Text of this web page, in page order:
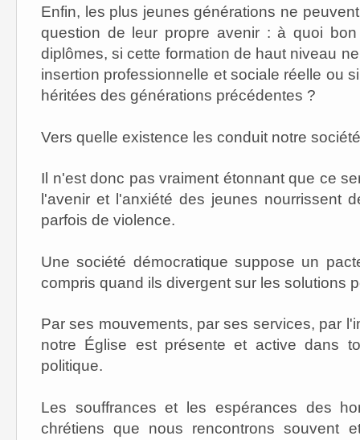
Enfin, les plus jeunes générations ne
question de leur propre avenir : à quoi
diplômes, si cette formation de haut niveau
insertion professionnelle et sociale réelle ou
héritées des générations précédentes ?
Vers quelle existence les conduit notre
Il n'est donc pas vraiment étonnant que ce
l'avenir et l'anxiété des jeunes nourrissent
parfois de violence.
Une société démocratique suppose un
compris quand ils divergent sur les solutions
Par ses mouvements, par ses services, par
notre Église est présente et active dans
politique.
Les souffrances et les espérances des
chrétiens que nous rencontrons souvent